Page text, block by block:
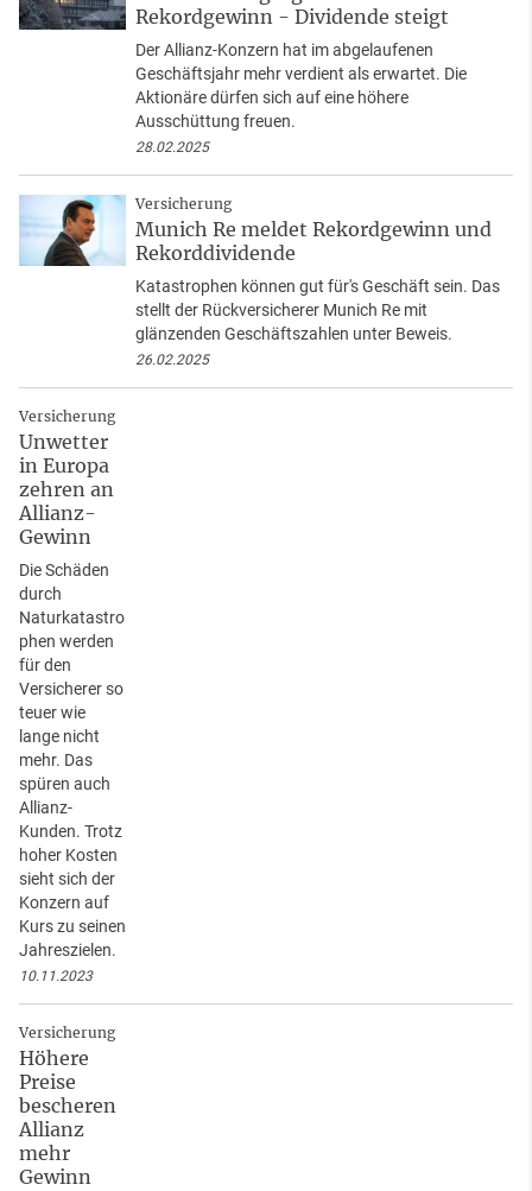
Rekordgewinn - Dividende steigt
Der Allianz-Konzern hat im abgelaufenen
Geschäftsjahr mehr verdient als erwartet. Die
Aktionäre dürfen sich auf eine höhere
Ausschüttung freuen.
28.02.2025
Versicherung
Munich Re meldet Rekordgewinn und
Rekorddividende
Katastrophen können gut für's Geschäft sein. Das
stellt der Rückversicherer Munich Re mit
glänzenden Geschäftszahlen unter Beweis.
26.02.2025
Versicherung
Unwetter
in Europa
zehren an
Allianz-
Gewinn
Die Schäden
durch
Naturkatastro
phen werden
für den
Versicherer so
teuer wie
lange nicht
mehr. Das
spüren auch
Allianz-
Kunden. Trotz
hoher Kosten
sieht sich der
Konzern auf
Kurs zu seinen
Jahreszielen.
10.11.2023
Versicherung
Höhere
Preise
bescheren
Allianz
mehr
Gewinn